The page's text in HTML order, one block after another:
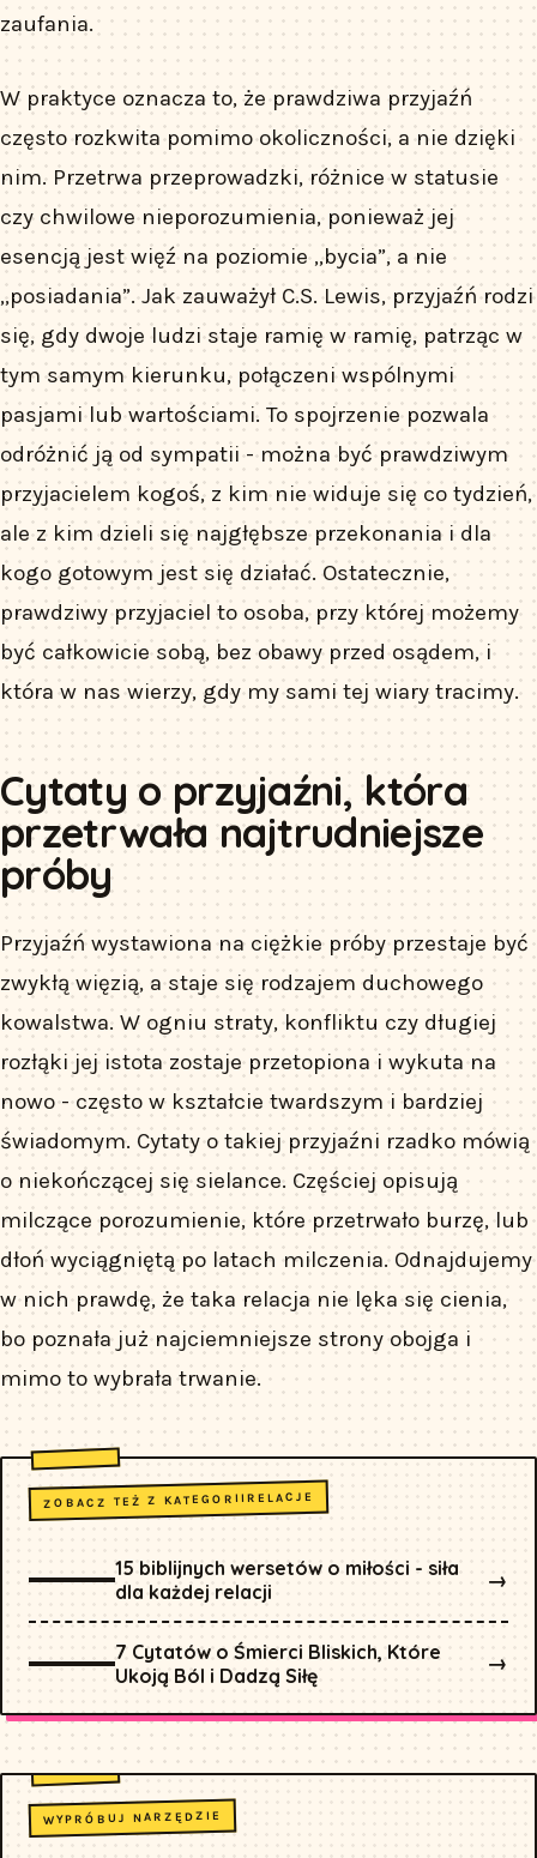
zaufania.
W praktyce oznacza to, że prawdziwa przyjaźń
często rozkwita pomimo okoliczności, a nie dzięki
nim. Przetrwa przeprowadzki, różnice w statusie
czy chwilowe nieporozumienia, ponieważ jej
esencją jest więź na poziomie „bycia”, a nie
„posiadania”. Jak zauważył C.S. Lewis, przyjaźń rodzi
się, gdy dwoje ludzi staje ramię w ramię, patrząc w
tym samym kierunku, połączeni wspólnymi
pasjami lub wartościami. To spojrzenie pozwala
odróżnić ją od sympatii - można być prawdziwym
przyjacielem kogoś, z kim nie widuje się co tydzień,
ale z kim dzieli się najgłębsze przekonania i dla
kogo gotowym jest się działać. Ostatecznie,
prawdziwy przyjaciel to osoba, przy której możemy
być całkowicie sobą, bez obawy przed osądem, i
która w nas wierzy, gdy my sami tej wiary tracimy.
Cytaty o przyjaźni, która
przetrwała najtrudniejsze
próby
Przyjaźń wystawiona na ciężkie próby przestaje być
zwykłą więzią, a staje się rodzajem duchowego
kowalstwa. W ogniu straty, konfliktu czy długiej
rozłąki jej istota zostaje przetopiona i wykuta na
nowo - często w kształcie twardszym i bardziej
świadomym. Cytaty o takiej przyjaźni rzadko mówią
o niekończącej się sielance. Częściej opisują
milczące porozumienie, które przetrwało burzę, lub
dłoń wyciągniętą po latach milczenia. Odnajdujemy
w nich prawdę, że taka relacja nie lęka się cienia,
bo poznała już najciemniejsze strony obojga i
mimo to wybrała trwanie.
ZOBACZ TEŻ Z KATEGORIIRELACJE
15 biblijnych wersetów o miłości - siła
dla każdej relacji
→
7 Cytatów o Śmierci Bliskich, Które
Ukoją Ból i Dadzą Siłę
→
WYPRÓBUJ NARZĘDZIE